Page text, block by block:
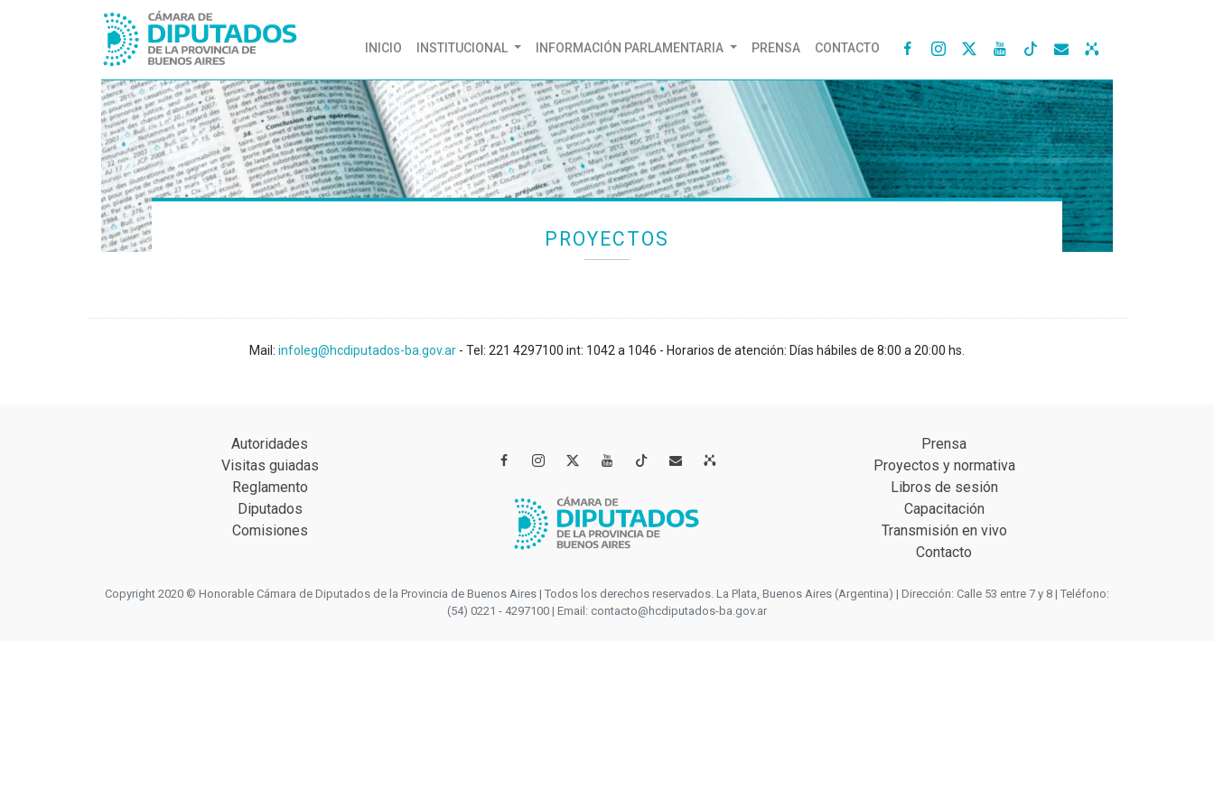
INICIO (CURRENT)
INSTITUCIONAL INFORMACIÓN PARLAMENTARIA PRENSA CONTACTO    
PROYECTOS
Mail: infoleg@hcdiputados-ba.gov.ar - Tel: 221 4297100 int: 1042 a 1046 - Horarios de atención: Días hábiles de 8:00 a 20:00 hs.
Autoridades
Visitas guiadas
Reglamento
Diputados
Comisiones
   
Prensa
Proyectos y normativa
Libros de sesión
Capacitación
Transmisión en vivo
Contacto
Copyright 2020 © Honorable Cámara de Diputados de la Provincia de Buenos Aires | Todos los derechos reservados. La Plata, Buenos Aires (Argentina) | Dirección: Calle 53 entre 7 y 8 | Teléfono:
(54) 0221 - 4297100 | Email: contacto@hcdiputados-ba.gov.ar